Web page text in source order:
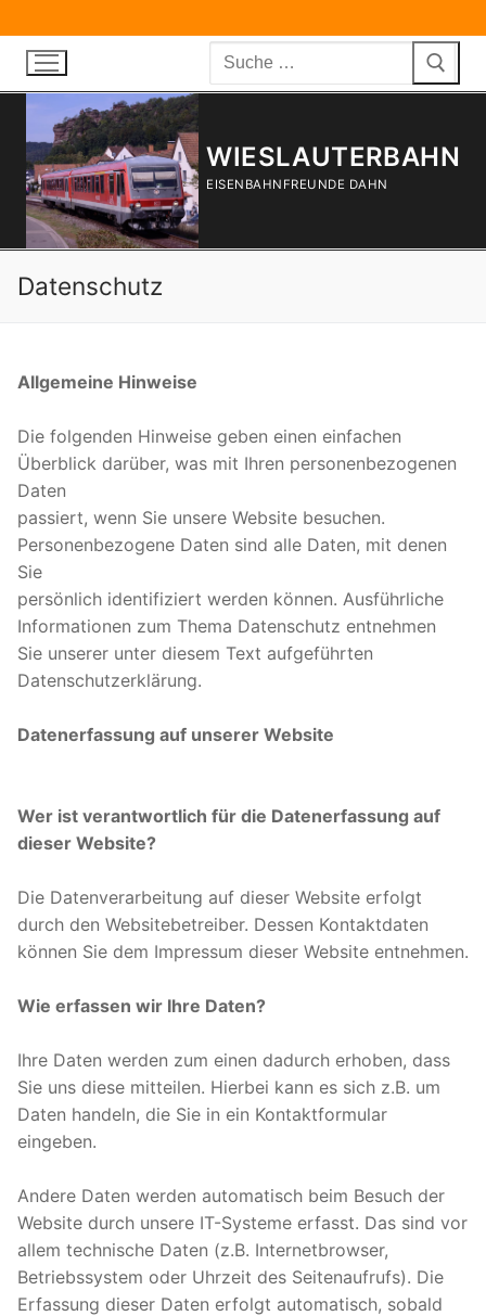
Inhalt
springen
Suchen
nach:
WIESLAUTERBAHN
EISENBAHNFREUNDE DAHN
Datenschutz
Allgemeine Hinweise
Die folgenden Hinweise geben einen einfachen
Überblick darüber, was mit Ihren personenbezogenen
Daten
passiert, wenn Sie unsere Website besuchen.
Personenbezogene Daten sind alle Daten, mit denen
Sie
persönlich identifiziert werden können. Ausführliche
Informationen zum Thema Datenschutz entnehmen
Sie unserer unter diesem Text aufgeführten
Datenschutzerklärung.
Datenerfassung auf unserer Website
Wer ist verantwortlich für die Datenerfassung auf
dieser Website?
Die Datenverarbeitung auf dieser Website erfolgt
durch den Websitebetreiber. Dessen Kontaktdaten
können Sie dem Impressum dieser Website entnehmen.
Wie erfassen wir Ihre Daten?
Ihre Daten werden zum einen dadurch erhoben, dass
Sie uns diese mitteilen. Hierbei kann es sich z.B. um
Daten handeln, die Sie in ein Kontaktformular
eingeben.
Andere Daten werden automatisch beim Besuch der
Website durch unsere IT-Systeme erfasst. Das sind vor
allem technische Daten (z.B. Internetbrowser,
Betriebssystem oder Uhrzeit des Seitenaufrufs). Die
Erfassung dieser Daten erfolgt automatisch, sobald